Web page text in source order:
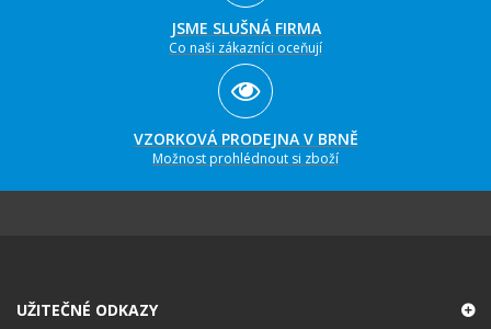
JSME SLUŠNÁ FIRMA
Co naši zákazníci oceňují
VZORKOVÁ PRODEJNA V BRNĚ
Možnost prohlédnout si zboží
UŽITEČNÉ ODKAZY